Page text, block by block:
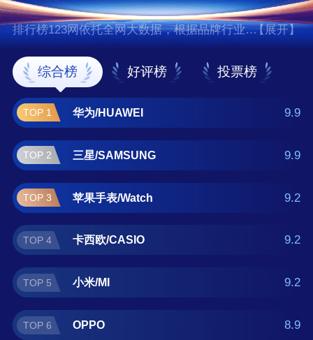
排行榜123网依托全网大数据，根据品牌行业评
级、口碑、销量等12项指标依据，评选出了多
功能手表十大品牌排行榜，前十名分别是华
为/HUAWEI、三星/SAMSUNG、苹果手
表/Watch、卡西欧/CASIO、小米/MI、OPPO、
荣耀/HONOR、ticwatch、佳明/Garmin、
Amazfit 。如果您正在查找多功能手表什么牌子
好？那么本多功能手表十大品牌榜单可供您作
为选购参考，我们致力于用最真实的数据提供
多功能手表品牌推荐，让您选得放心。(榜单每
月更新一次)
【展开】
综合榜 好评榜 投票榜
TOP 1 华为/HUAWEI 9.9
TOP 2 三星/SAMSUNG 9.9
TOP 3 苹果手表/Watch 9.2
TOP 4 卡西欧/CASIO 9.2
TOP 5 小米/MI 9.2
TOP 6 OPPO 8.9